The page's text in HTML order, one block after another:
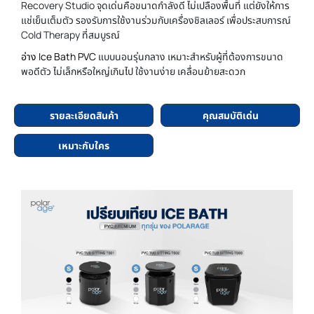
Recovery Studio จุดเด่นคือขนาดกำลังดี ไม่เปลืองพื้นที่ แต่ยังให้การ
แช่เย็นเต็มตัว รองรับการใช้งานร่วมกับเครื่องชิลเลอร์ เพื่อประสบการณ์
Cold Therapy ที่สมบูรณ์
อ่าง Ice Bath PVC แบบนอนรุ่นกลาง เหมาะสำหรับผู้ที่ต้องการขนาด
พอดีตัว ไม่เล็กหรือใหญ่เกินไป ใช้งานง่าย เคลื่อนย้ายสะดวก
รายละเอียดสินค้า คุณสมบัติเด่น
เหมาะกับใคร